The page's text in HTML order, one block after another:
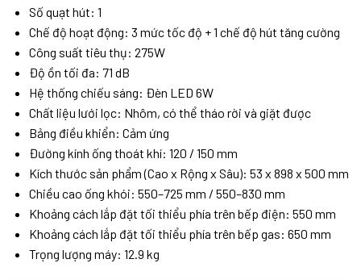
Số quạt hút: 1
Chế độ hoạt động: 3 mức tốc độ + 1 chế độ hút tăng cường
Công suất tiêu thụ: 275W
Độ ồn tối đa: 71 dB
Hệ thống chiếu sáng: Đèn LED 6W
Chất liệu lưới lọc: Nhôm, có thể tháo rời và giặt được
Bảng điều khiển: Cảm ứng
Đường kính ống thoát khí: 120 / 150 mm
Kích thước sản phẩm (Cao x Rộng x Sâu): 53 x 898 x 500 mm
Chiều cao ống khói: 550–725 mm / 550–830 mm
Khoảng cách lắp đặt tối thiểu phía trên bếp điện: 550 mm
Khoảng cách lắp đặt tối thiểu phía trên bếp gas: 650 mm
Trọng lượng máy: 12.9 kg